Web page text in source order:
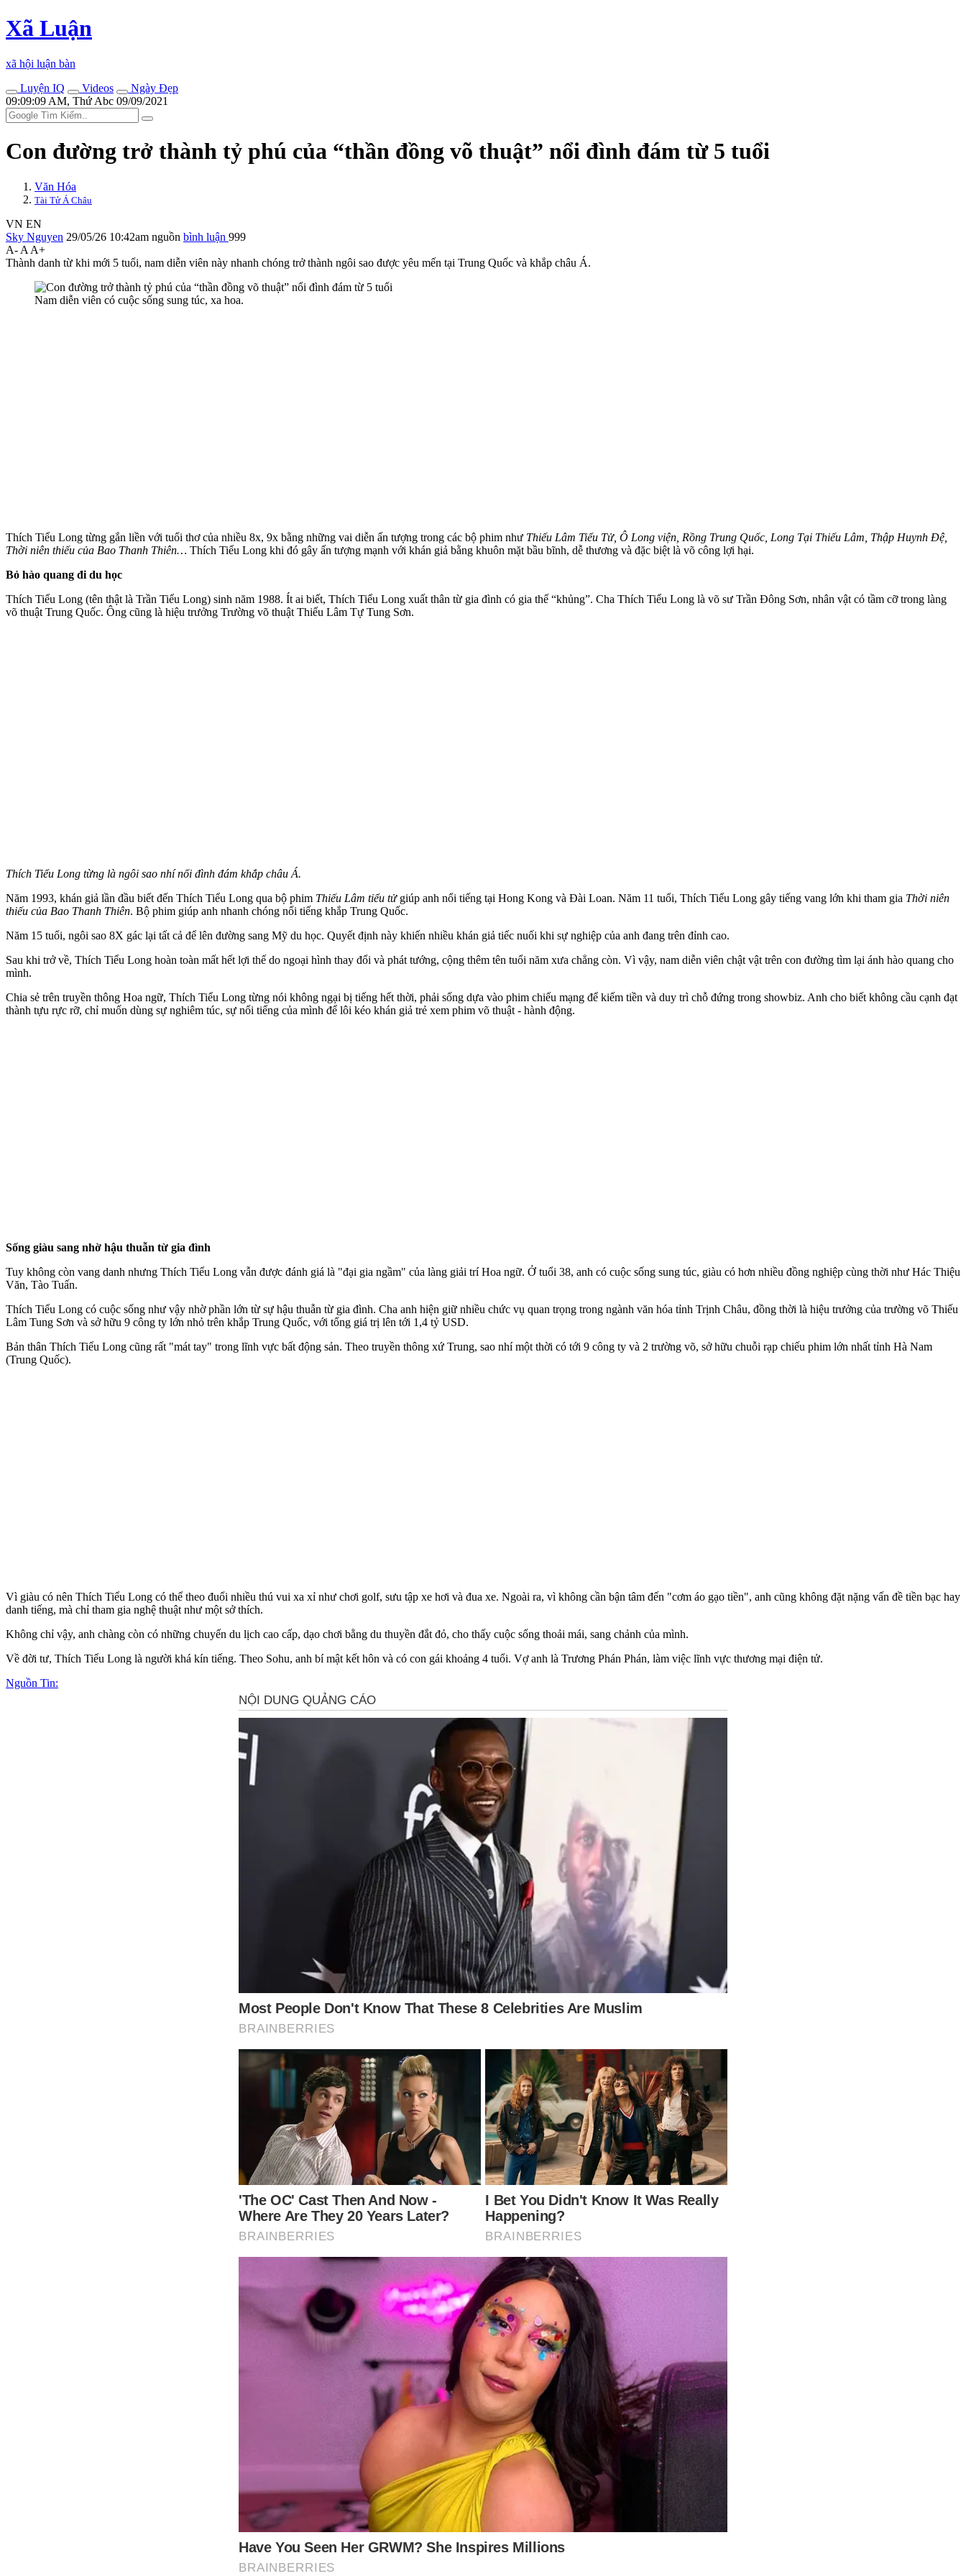
Xã Luận
xã hội luận bàn
Luyện IQ
Videos
Ngày Đẹp
09:09:09 AM, Thứ Abc 09/09/2021
Con đường trở thành tỷ phú của “thần đồng võ thuật” nổi đình đám từ 5 tuổi
Văn Hóa
Tài Tử Á Châu
VN EN
Sky Nguyen 29/05/26 10:42am nguồn bình luận 999
A- A A+
Thành danh từ khi mới 5 tuổi, nam diễn viên này nhanh chóng trở thành ngôi sao được yêu mến tại Trung Quốc và khắp châu Á.
Nam diễn viên có cuộc sống sung túc, xa hoa.
Thích Tiểu Long từng gắn liền với tuổi thơ của nhiều 8x, 9x bằng những vai diễn ấn tượng trong các bộ phim như Thiếu Lâm Tiểu Tử, Ô Long viện, Rồng Trung Quốc, Long Tại Thiếu Lâm, Thập Huynh Đệ,
Thời niên thiếu của Bao Thanh Thiên… Thích Tiểu Long khi đó gây ấn tượng mạnh với khán giả bằng khuôn mặt bầu bĩnh, dễ thương và đặc biệt là võ công lợi hại.
Bỏ hào quang đi du học
Thích Tiểu Long (tên thật là Trần Tiểu Long) sinh năm 1988. Ít ai biết, Thích Tiểu Long xuất thân từ gia đình có gia thế “khủng”. Cha Thích Tiểu Long là võ sư Trần Đông Sơn, nhân vật có tầm cỡ trong làng
võ thuật Trung Quốc. Ông cũng là hiệu trưởng Trường võ thuật Thiếu Lâm Tự Tung Sơn.
Thích Tiểu Long từng là ngôi sao nhí nổi đình đám khắp châu Á.
Năm 1993, khán giả lần đầu biết đến Thích Tiểu Long qua bộ phim Thiếu Lâm tiểu tửgiúp anh nổi tiếng tại Hong Kong và Đài Loan. Năm 11 tuổi, Thích Tiểu Long gây tiếng vang lớn khi tham gia Thời niên
thiếu của Bao Thanh Thiên. Bộ phim giúp anh nhanh chóng nổi tiếng khắp Trung Quốc.
Năm 15 tuổi, ngôi sao 8X gác lại tất cả để lên đường sang Mỹ du học. Quyết định này khiến nhiều khán giả tiếc nuối khi sự nghiệp của anh đang trên đỉnh cao.
Sau khi trở về, Thích Tiểu Long hoàn toàn mất hết lợi thế do ngoại hình thay đổi và phát tướng, cộng thêm tên tuổi năm xưa chẳng còn. Vì vậy, nam diễn viên chật vật trên con đường tìm lại ánh hào quang cho
mình.
Chia sẻ trên truyền thông Hoa ngữ, Thích Tiểu Long từng nói không ngại bị tiếng hết thời, phải sống dựa vào phim chiếu mạng để kiếm tiền và duy trì chỗ đứng trong showbiz. Anh cho biết không cầu cạnh đạt
thành tựu rực rỡ, chỉ muốn dùng sự nghiêm túc, sự nổi tiếng của mình để lôi kéo khán giả trẻ xem phim võ thuật - hành động.
Sống giàu sang nhờ hậu thuẫn từ gia đình
Tuy không còn vang danh nhưng Thích Tiểu Long vẫn được đánh giá là "đại gia ngầm" của làng giải trí Hoa ngữ. Ở tuổi 38, anh có cuộc sống sung túc, giàu có hơn nhiều đồng nghiệp cùng thời như Hác Thiệu
Văn, Tào Tuấn.
Thích Tiểu Long có cuộc sống như vậy nhờ phần lớn từ sự hậu thuẫn từ gia đình. Cha anh hiện giữ nhiều chức vụ quan trọng trong ngành văn hóa tỉnh Trịnh Châu, đồng thời là hiệu trưởng của trường võ Thiếu
Lâm Tung Sơn và sở hữu 9 công ty lớn nhỏ trên khắp Trung Quốc, với tổng giá trị lên tới 1,4 tỷ USD.
Bản thân Thích Tiểu Long cũng rất "mát tay" trong lĩnh vực bất động sản. Theo truyền thông xứ Trung, sao nhí một thời có tới 9 công ty và 2 trường võ, sở hữu chuỗi rạp chiếu phim lớn nhất tỉnh Hà Nam
(Trung Quốc).
Vì giàu có nên Thích Tiểu Long có thể theo đuổi nhiều thú vui xa xỉ như chơi golf, sưu tập xe hơi và đua xe. Ngoài ra, vì không cần bận tâm đến "cơm áo gạo tiền", anh cũng không đặt nặng vấn đề tiền bạc hay
danh tiếng, mà chỉ tham gia nghệ thuật như một sở thích.
Không chỉ vậy, anh chàng còn có những chuyến du lịch cao cấp, dạo chơi bằng du thuyền đắt đỏ, cho thấy cuộc sống thoải mái, sang chảnh của mình.
Về đời tư, Thích Tiểu Long là người khá kín tiếng. Theo Sohu, anh bí mật kết hôn và có con gái khoảng 4 tuổi. Vợ anh là Trương Phán Phán, làm việc lĩnh vực thương mại điện tử.
Nguồn Tin: